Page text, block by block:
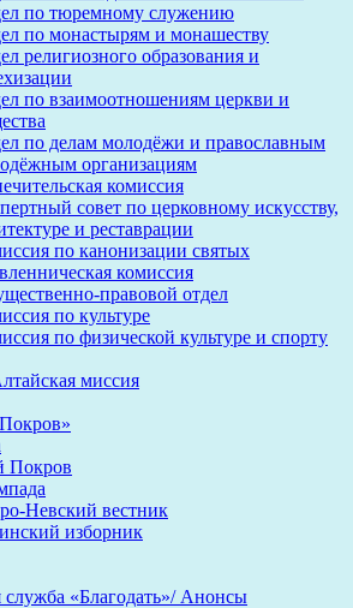
по тюремному служению
по монастырям и монашеству
религиозного образования и
по взаимоотношениям церкви и
по делам молодёжи и православным
организациям
комиссия
совет по церковному искусству,
и реставрации
по канонизации святых
комиссия
правовой отдел
по культуре
по физической культуре и спорту
миссия
Покров
Невский вестник
изборник
«Благодать»/ Анонсы